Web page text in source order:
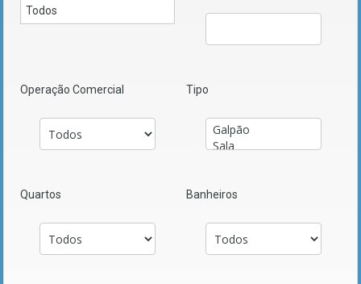
Operação Comercial Tipo
Quartos Banheiros